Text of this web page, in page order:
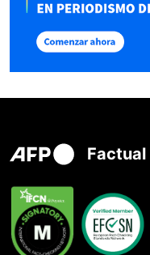
Factual